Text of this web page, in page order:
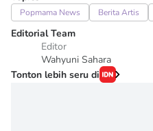
Popmama News Berita Artis
Editorial Team
Editor
Wahyuni Sahara
Tonton lebih seru di